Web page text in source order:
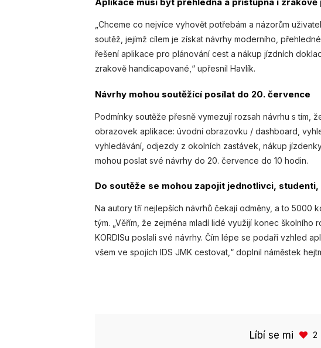
Aplikace musí být přehledná a přístupná i
„Chceme co nejvíce vyhovět potřebám a názorům
soutěž, jejímž cílem je získat návrhy moderního,
řešení aplikace pro plánování cest a nákup jízdních
zrakově handicapované,“ upřesnil Havlík.
Návrhy mohou soutěžící posílat do 20. července
Podmínky soutěže přesně vymezují rozsah návrhu s tím,
obrazovek aplikace: úvodní obrazovku / dashboard,
vyhledávání, odjezdy z okolních zastávek, nákup
mohou poslat své návrhy do 20. července do 10 hodin.
Do soutěže se mohou zapojit jednotlivci,
Na autory tří nejlepších návrhů čekají odměny, a to 5000
tým. „Věřím, že zejména mladí lidé využijí konec školního
KORDISu poslali své návrhy. Čím lépe se podaří vzhled
všem ve spojích IDS JMK cestovat,“ doplnil náměstek
Líbí se mi 2